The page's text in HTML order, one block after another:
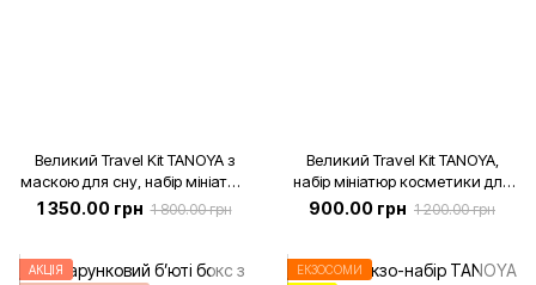
Великий Travel Kit TANOYA з
маскою для сну, набір мініатюр
для подорожей
1 350.00 грн 1 800.00 грн
Великий Travel Kit TANOYA,
набір мініатюр косметики для
подорожей
900.00 грн 1 200.00 грн
АКЦІЯ
ЕКЗОСОМИ